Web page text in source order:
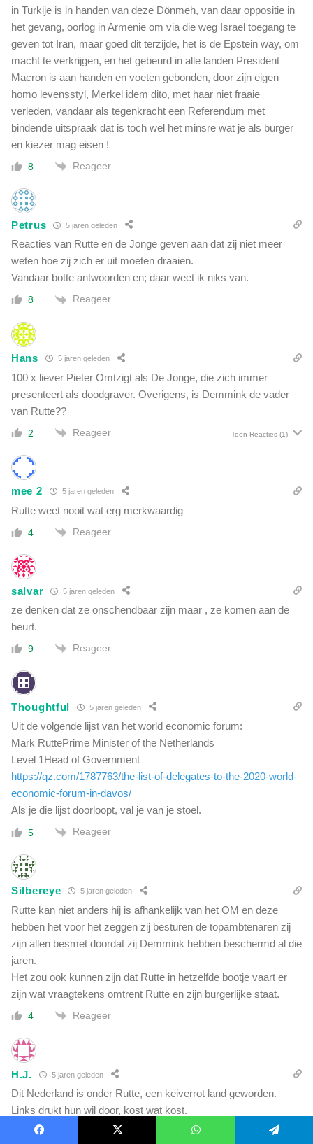
in Turkije is in handen van deze Dönmeh, van daar oppositie in
het gevang, oorlog in Armenie om via die weg Israel toegang te
geven tot Iran, maar goed dit terzijde, het is de Epstein way, om
macht te verkrijgen, en het gebeurd in alle landen President
Macron is aan handen en voeten gebonden, door zijn eigen
homo levensstyl, Merkel idem dito, met haar niet fraaie
verleden, vandaar als tegenkracht een Referendum met
bindende uitspraak dat is toch wel het minsre wat je als burger
en kiezer mag eisen !
8 Reageer
Petrus 5 jaren geleden
Reacties van Rutte en de Jonge geven aan dat zij niet meer
weten hoe zij zich er uit moeten draaien.
Vandaar botte antwoorden en; daar weet ik niks van.
8 Reageer
Hans 5 jaren geleden
100 x liever Pieter Omtzigt als De Jonge, die zich immer
presenteert als doodgraver. Overigens, is Demmink de vader
van Rutte??
2 Reageer Toon Reacties (1)
mee 2 5 jaren geleden
Rutte weet nooit wat erg merkwaardig
4 Reageer
salvar 5 jaren geleden
ze denken dat ze onschendbaar zijn maar , ze komen aan de
beurt.
9 Reageer
Thoughtful 5 jaren geleden
Uit de volgende lijst van het world economic forum:
Mark RuttePrime Minister of the Netherlands
Level 1Head of Government
https://qz.com/1787763/the-list-of-delegates-to-the-2020-world-
economic-forum-in-davos/
Als je die lijst doorloopt, val je van je stoel.
5 Reageer
Silbereye 5 jaren geleden
Rutte kan niet anders hij is afhankelijk van het OM en deze
hebben het voor het zeggen zij besturen de topambtenaren zij
zijn allen besmet doordat zij Demmink hebben beschermd al die
jaren.
Het zou ook kunnen zijn dat Rutte in hetzelfde bootje vaart er
zijn wat vraagtekens omtrent Rutte en zijn burgerlijke staat.
4 Reageer
H.J. 5 jaren geleden
Dit Nederland is onder Rutte, een keiverrot land geworden.
Links drukt hun wil door, kost wat kost.
Demoniseren , liegen en een hele grote doofpot, dat staat voor